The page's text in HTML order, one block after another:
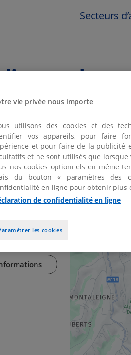
Secteurs
un
1 bureau KPMG au
vie privée nous importe
utilisons des cookies et des
vos appareils, pour faire
et pour faire de la publicité
et ne sont utilisés que lorsque
nos cookies optionnels en même
du bouton « paramètres des
en ligne pour obtenir plus
de confidentialité en ligne
les cookies